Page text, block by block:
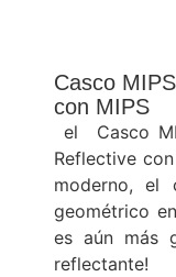
Casco
con MIPS
el Casco
Reflective
moderno, el
geométrico
es aún más
reflectante!